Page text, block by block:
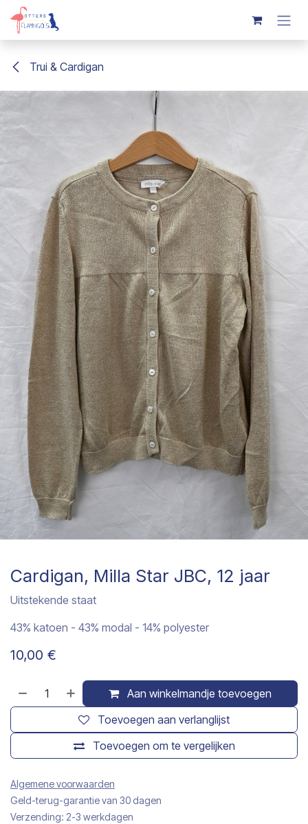
Overslaan naar inhoud
Trui & Cardigan
Cardigan, Milla Star JBC, 12 jaar
Uitstekende staat
43% katoen - 43% modal - 14% polyester
10,00 €
Aan winkelmandje toevoegen
Toevoegen om te vergelijken
Toevoegen aan verlanglijst
Algemene voorwaarden
Geld-terug-garantie van 30 dagen
Verzending: 2-3 werkdagen